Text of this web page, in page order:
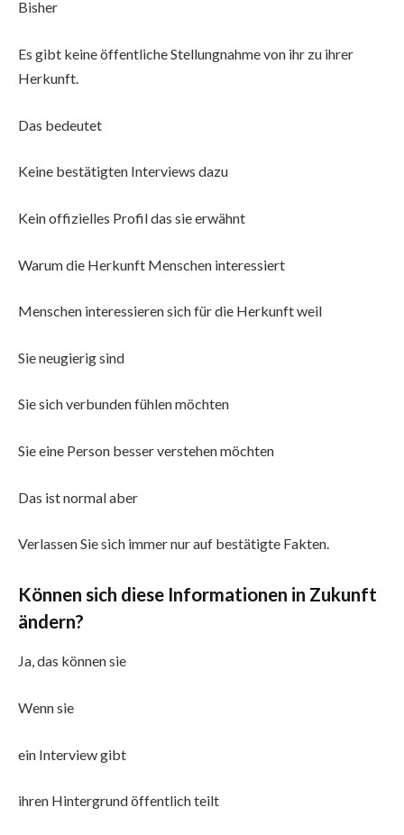
Bisher
Es gibt keine öffentliche Stellungnahme von ihr zu ihrer
Herkunft.
Das bedeutet
Keine bestätigten Interviews dazu
Kein offizielles Profil das sie erwähnt
Warum die Herkunft Menschen interessiert
Menschen interessieren sich für die Herkunft weil
Sie neugierig sind
Sie sich verbunden fühlen möchten
Sie eine Person besser verstehen möchten
Das ist normal aber
Verlassen Sie sich immer nur auf bestätigte Fakten.
Können sich diese Informationen in Zukunft
ändern?
Ja, das können sie
Wenn sie
ein Interview gibt
ihren Hintergrund öffentlich teilt